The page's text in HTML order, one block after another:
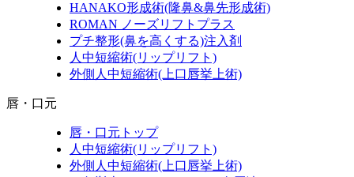
HANAKO形成術(隆鼻&鼻先形成術)
ROMAN ノーズリフトプラス
プチ整形(鼻を高くする)注入剤
人中短縮術(リップリフト)
外側人中短縮術(上口唇挙上術)
唇・口元
唇・口元トップ
人中短縮術(リップリフト)
外側人中短縮術(上口唇挙上術)